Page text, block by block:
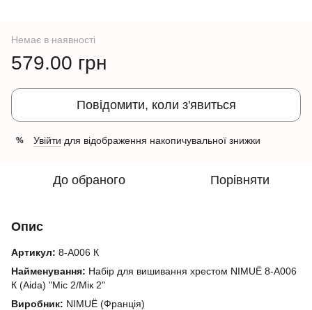
Немає в наявності
579.00 грн
Повідомити, коли з'явиться
% Увійти для відображення накопичувальної знижки
До обраного Порівняти
Опис
Артикул: 8-A006 К
Найменування: Набір для вишивання хрестом NIMUЁ 8-A006
К (Aida) "Mic 2/Мік 2"
Виробник: NIMUЁ (Франція)